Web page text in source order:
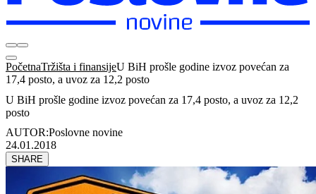
PočetnaTržišta i finansijeU BiH prošle godine izvoz povećan za
17,4 posto, a uvoz za 12,2 posto
U BiH prošle godine izvoz povećan za 17,4 posto, a uvoz za 12,2
posto
AUTOR:Poslovne novine
24.01.2018
SHARE